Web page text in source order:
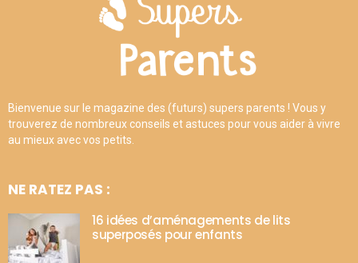
Bienvenue sur le magazine des (futurs) supers parents ! Vous y
trouverez de nombreux conseils et astuces pour vous aider à vivre
au mieux avec vos petits.
NE RATEZ PAS :
16 idées d’aménagements de lits
superposés pour enfants